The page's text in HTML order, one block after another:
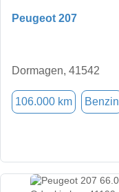
Peugeot 207
Dormagen, 41542
106.000 km Benzin